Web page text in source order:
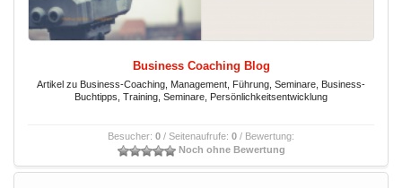
Business Coaching Blog
Artikel zu Business-Coaching, Management, Führung, Seminare, Business-
Buchtipps, Training, Seminare, Persönlichkeitsentwicklung
Besucher: 0 / Seitenaufrufe: 0 / Bewertung:
Noch ohne Bewertung